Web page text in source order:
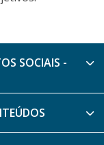
SOCIAIS -